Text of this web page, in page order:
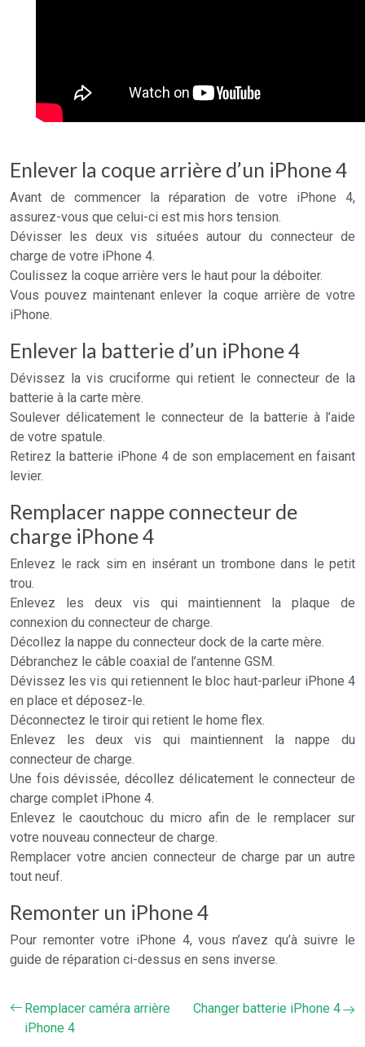
Enlever la coque arrière d’un iPhone 4
Avant de commencer la réparation de votre iPhone 4,
assurez-vous que celui-ci est mis hors tension.
Dévisser les deux vis situées autour du connecteur de
charge de votre iPhone 4.
Coulissez la coque arrière vers le haut pour la déboiter.
Vous pouvez maintenant enlever la coque arrière de votre
iPhone.
Enlever la batterie d’un iPhone 4
Dévissez la vis cruciforme qui retient le connecteur de la
batterie à la carte mère.
Soulever délicatement le connecteur de la batterie à l’aide
de votre spatule.
Retirez la batterie iPhone 4 de son emplacement en faisant
levier.
Remplacer nappe connecteur de
charge iPhone 4
Enlevez le rack sim en insérant un trombone dans le petit
trou.
Enlevez les deux vis qui maintiennent la plaque de
connexion du connecteur de charge.
Décollez la nappe du connecteur dock de la carte mère.
Débranchez le câble coaxial de l’antenne GSM.
Dévissez les vis qui retiennent le bloc haut-parleur iPhone 4
en place et déposez-le.
Déconnectez le tiroir qui retient le home flex.
Enlevez les deux vis qui maintiennent la nappe du
connecteur de charge.
Une fois dévissée, décollez délicatement le connecteur de
charge complet iPhone 4.
Enlevez le caoutchouc du micro afin de le remplacer sur
votre nouveau connecteur de charge.
Remplacer votre ancien connecteur de charge par un autre
tout neuf.
Remonter un iPhone 4
Pour remonter votre iPhone 4, vous n’avez qu’à suivre le
guide de réparation ci-dessus en sens inverse.
Remplacer caméra arrière
iPhone 4
Changer batterie iPhone 4